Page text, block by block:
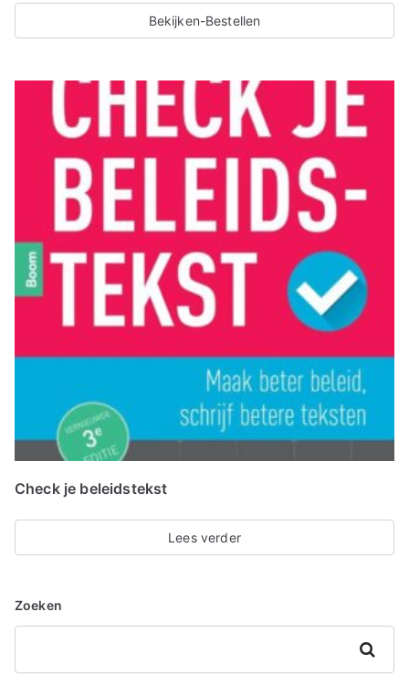
Bekijken-Bestellen
Check je beleidstekst
Lees verder
Zoeken
Zoeken